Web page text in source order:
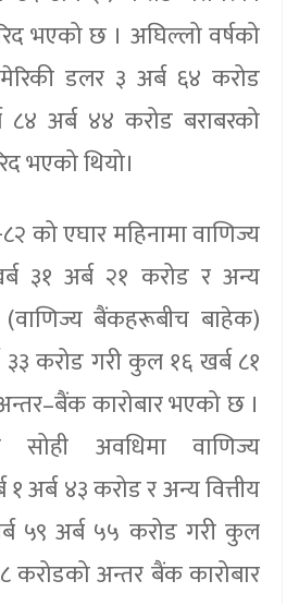
भएको छ । अघिल्लो वर्षको
डलर ३ अर्ब ६४ करोड
८४ अर्ब ४४ करोड बराबरको
भएको थियो।
को एघार महिनामा वाणिज्य
३१ अर्ब २१ करोड र अन्य
(वाणिज्य बैंकहरूबीच बाहेक)
करोड गरी कुल १६ खर्ब ८१
कारोबार भएको छ ।
सोही अवधिमा वाणिज्य
अर्ब ४३ करोड र अन्य वित्तीय
५९ अर्ब ५५ करोड गरी कुल
करोडको अन्तर बैंक कारोबार